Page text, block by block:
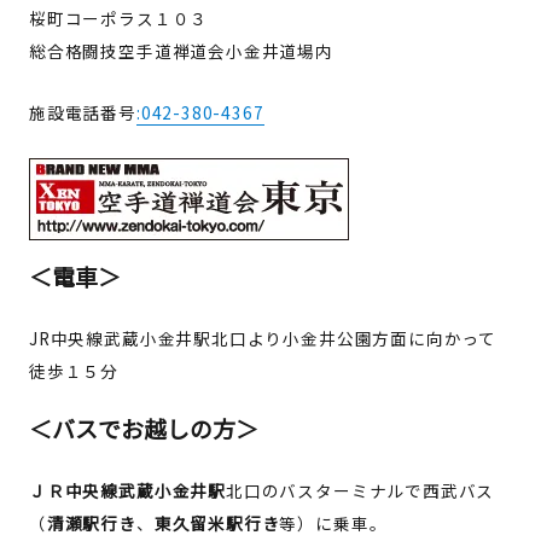
桜町コーポラス１０３
総合格闘技空手道禅道会小金井道場内
施設電話番号:042-380-4367
＜電車＞
JR中央線武蔵小金井駅北口より小金井公園方面に向かって
徒歩１５分
＜バスでお越しの方＞
ＪＲ中央線武蔵小金井駅北口のバスターミナルで西武バス
（清瀬駅行き、 東久留米駅行き等）に乗車。